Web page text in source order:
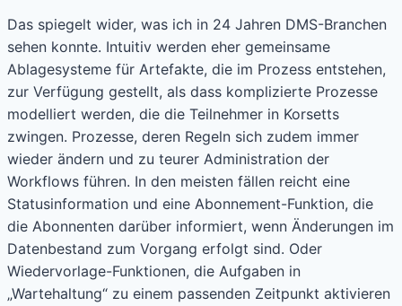
Das spiegelt wider, was ich in 24 Jahren DMS-Branchen
sehen konnte. Intuitiv werden eher gemeinsame
Ablagesysteme für Artefakte, die im Prozess entstehen,
zur Verfügung gestellt, als dass komplizierte Prozesse
modelliert werden, die die Teilnehmer in Korsetts
zwingen. Prozesse, deren Regeln sich zudem immer
wieder ändern und zu teurer Administration der
Workflows führen. In den meisten fällen reicht eine
Statusinformation und eine Abonnement-Funktion, die
die Abonnenten darüber informiert, wenn Änderungen im
Datenbestand zum Vorgang erfolgt sind. Oder
Wiedervorlage-Funktionen, die Aufgaben in
„Wartehaltung“ zu einem passenden Zeitpunkt aktivieren